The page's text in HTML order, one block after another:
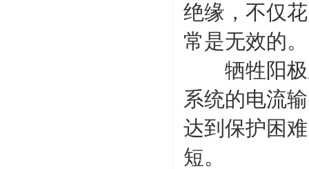
绝缘，不仅
常是无效的。
牺牲阳极
系统的电流
达到保护困
短。